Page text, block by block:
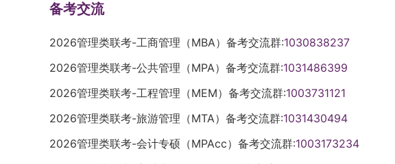
备考交流
2026管理类联考-工商管理（MBA）备考交流群:1030838237
2026管理类联考-公共管理（MPA）备考交流群:1031486399
2026管理类联考-工程管理（MEM）备考交流群:1003731121
2026管理类联考-旅游管理（MTA）备考交流群:1031430494
2026管理类联考-会计专硕（MPAcc）备考交流群:1003173234